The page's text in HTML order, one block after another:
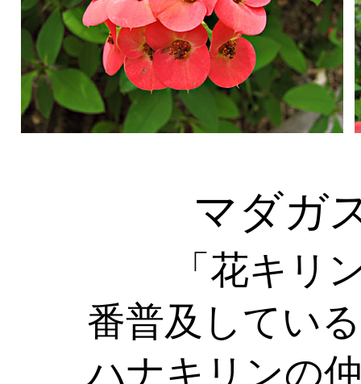
マダガ
「花キリ
番普及してい
ハナキリンの